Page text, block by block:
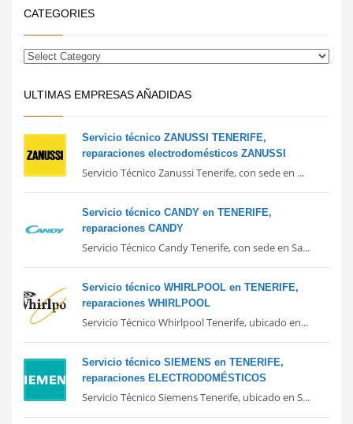
CATEGORIES
ULTIMAS EMPRESAS AÑADIDAS
Servicio técnico ZANUSSI TENERIFE,
reparaciones electrodomésticos ZANUSSI
Servicio Técnico Zanussi Tenerife, con sede en ...
Servicio técnico CANDY en TENERIFE,
reparaciones CANDY
Servicio Técnico Candy Tenerife, con sede en Sa...
Servicio técnico WHIRLPOOL en TENERIFE,
reparaciones WHIRLPOOL
Servicio Técnico Whirlpool Tenerife, ubicado en...
Servicio técnico SIEMENS en TENERIFE,
reparaciones ELECTRODOMÉSTICOS
Servicio Técnico Siemens Tenerife, ubicado en S...